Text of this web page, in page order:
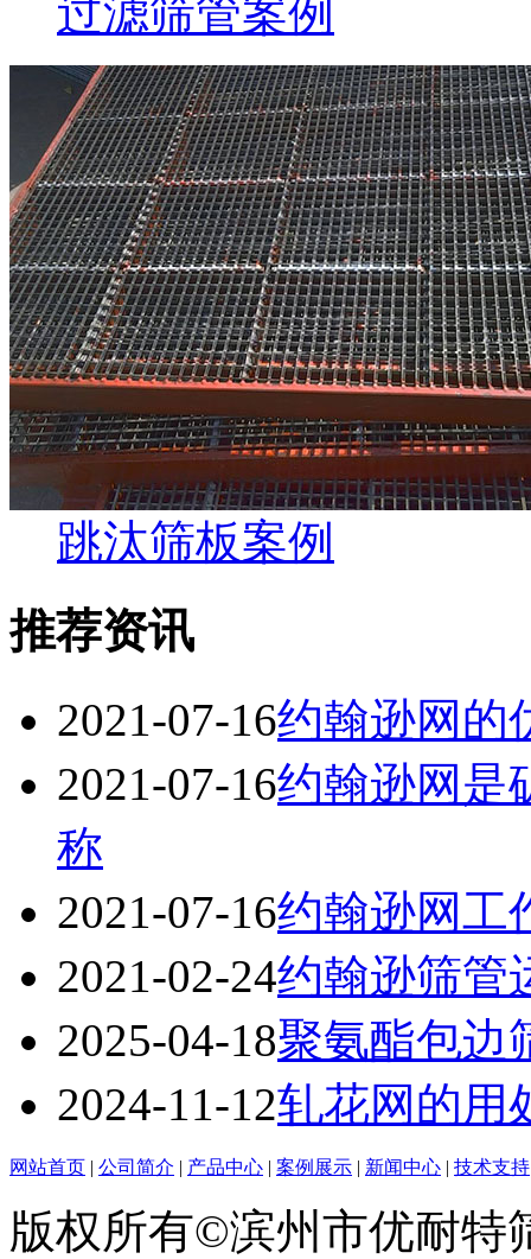
过滤筛管案例
跳汰筛板案例
推荐资讯
2021-07-16约翰逊网的
2021-07-16约翰逊网是
称
2021-07-16约翰逊网工
2021-02-24约翰逊筛管
2025-04-18聚氨酯包边
2024-11-12轧花网的用
网站首页 | 公司简介 | 产品中心 | 案例展示 | 新闻中心 | 技术支持
版权所有©滨州市优耐特